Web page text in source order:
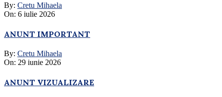
By: Cretu Mihaela
On: 6 iulie 2026
ANUNT IMPORTANT
By: Cretu Mihaela
On: 29 iunie 2026
ANUNT VIZUALIZARE